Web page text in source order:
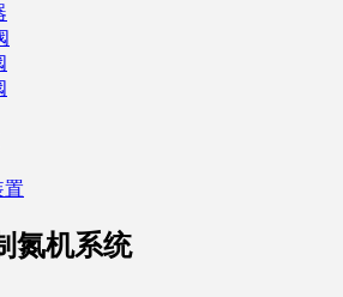
置
氮机系统